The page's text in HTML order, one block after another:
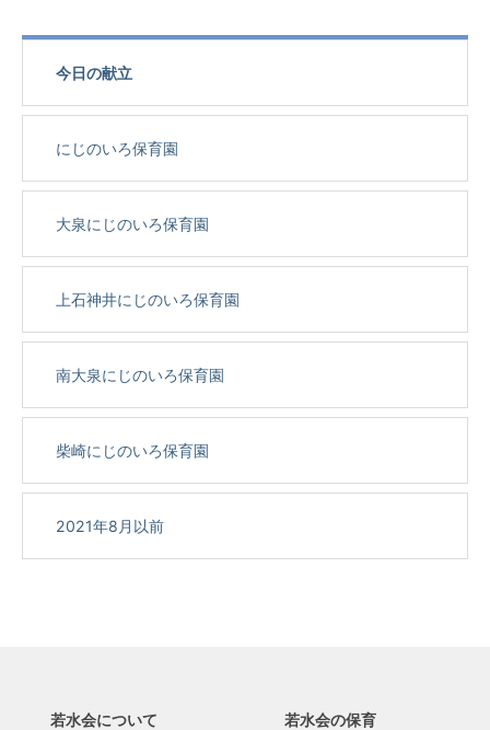
今日の献立
にじのいろ保育園
大泉にじのいろ保育園
上石神井にじのいろ保育園
南大泉にじのいろ保育園
柴崎にじのいろ保育園
2021年8月以前
若水会について 若水会の保育